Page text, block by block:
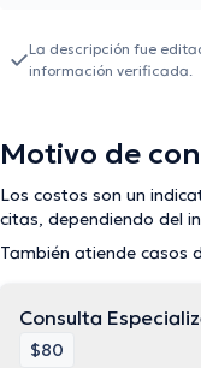
La descripción fue
información verificada.
Motivo de
Los costos son un
citas, dependiendo del
También atiende casos
Consulta
$80